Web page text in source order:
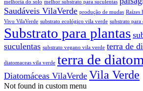
melhoria do solo melhor substrato para suculentas
Saudáveis VilaVerde produção de mudas Raízes
Vivo VilaVerde substrato ecológico vila verde substrato para
Substrato para plantas
suculentas substrato vegano vila verde terra de
diatomaceas vila verde terra de
Diatomáceas VilaVerde Vila Verde
Not found in custom menu